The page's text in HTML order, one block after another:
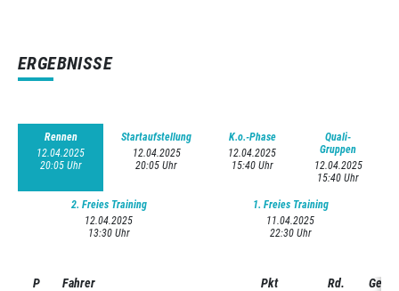
ERGEBNISSE
Rennen
12.04.2025
20:05 Uhr
Startaufstellung
12.04.2025
20:05 Uhr
K.o.-Phase
12.04.2025
15:40 Uhr
Quali-
Gruppen
12.04.2025
15:40 Uhr
2. Freies Training
12.04.2025
13:30 Uhr
1. Freies Training
11.04.2025
22:30 Uhr
P Fahrer Pkt Rd.
P